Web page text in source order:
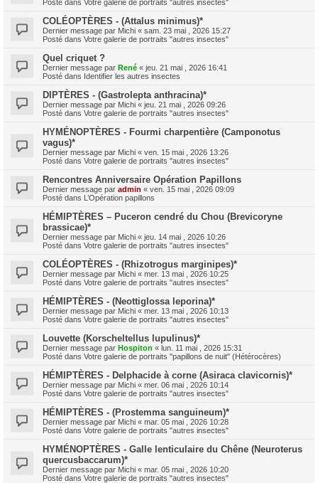
Posté dans Votre galerie de portraits "autres insectes"
COLÉOPTÈRES - (Attalus minimus)*
Dernier message par Michi « sam. 23 mai , 2026 15:27
Posté dans Votre galerie de portraits "autres insectes"
Quel criquet ?
Dernier message par René « jeu. 21 mai , 2026 16:41
Posté dans Identifier les autres insectes
DIPTÈRES - (Gastrolepta anthracina)*
Dernier message par Michi « jeu. 21 mai , 2026 09:26
Posté dans Votre galerie de portraits "autres insectes"
HYMÉNOPTÈRES - Fourmi charpentière (Camponotus
vagus)*
Dernier message par Michi « ven. 15 mai , 2026 13:26
Posté dans Votre galerie de portraits "autres insectes"
Rencontres Anniversaire Opération Papillons
Dernier message par admin « ven. 15 mai , 2026 09:09
Posté dans L’Opération papillons
HÉMIPTÈRES – Puceron cendré du Chou (Brevicoryne
brassicae)*
Dernier message par Michi « jeu. 14 mai , 2026 10:26
Posté dans Votre galerie de portraits "autres insectes"
COLÉOPTÈRES - (Rhizotrogus marginipes)*
Dernier message par Michi « mer. 13 mai , 2026 10:25
Posté dans Votre galerie de portraits "autres insectes"
HÉMIPTÈRES - (Neottiglossa leporina)*
Dernier message par Michi « mer. 13 mai , 2026 10:13
Posté dans Votre galerie de portraits "autres insectes"
Louvette (Korscheltellus lupulinus)*
Dernier message par Hospiton « lun. 11 mai , 2026 15:31
Posté dans Votre galerie de portraits "papillons de nuit" (Hétérocères)
HÉMIPTÈRES - Delphacide à corne (Asiraca clavicornis)*
Dernier message par Michi « mer. 06 mai , 2026 10:14
Posté dans Votre galerie de portraits "autres insectes"
HÉMIPTÈRES - (Prostemma sanguineum)*
Dernier message par Michi « mar. 05 mai , 2026 10:28
Posté dans Votre galerie de portraits "autres insectes"
HYMÉNOPTÈRES - Galle lenticulaire du Chêne (Neuroterus
quercusbaccarum)*
Dernier message par Michi « mar. 05 mai , 2026 10:20
Posté dans Votre galerie de portraits "autres insectes"